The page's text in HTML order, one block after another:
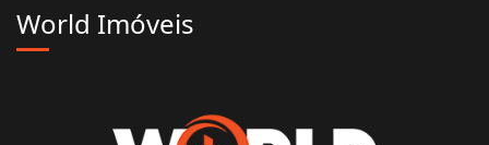
World Imóveis